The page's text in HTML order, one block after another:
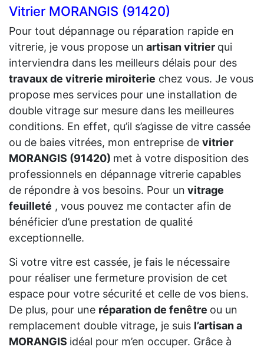
Vitrier MORANGIS (91420)
Pour tout dépannage ou réparation rapide en
vitrerie, je vous propose un artisan vitrier qui
interviendra dans les meilleurs délais pour des
travaux de vitrerie miroiterie chez vous. Je vous
propose mes services pour une installation de
double vitrage sur mesure dans les meilleures
conditions. En effet, qu’il s’agisse de vitre cassée
ou de baies vitrées, mon entreprise de vitrier
MORANGIS (91420) met à votre disposition des
professionnels en dépannage vitrerie capables
de répondre à vos besoins. Pour un vitrage
feuilleté , vous pouvez me contacter afin de
bénéficier d’une prestation de qualité
exceptionnelle.
Si votre vitre est cassée, je fais le nécessaire
pour réaliser une fermeture provision de cet
espace pour votre sécurité et celle de vos biens.
De plus, pour une réparation de fenêtre ou un
remplacement double vitrage, je suis l’artisan a
MORANGIS idéal pour m’en occuper. Grâce à